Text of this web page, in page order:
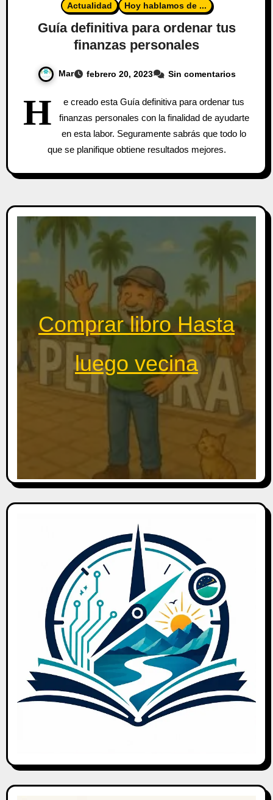
Actualidad Hoy hablamos de ...
Guía definitiva para ordenar tus
finanzas personales
Mar febrero 20, 2023 Sin comentarios
H
e creado esta Guía definitiva para ordenar tus
finanzas personales con la finalidad de ayudarte
en esta labor. Seguramente sabrás que todo lo
que se planifique obtiene resultados mejores.
Comprar libro Hasta
luego vecina